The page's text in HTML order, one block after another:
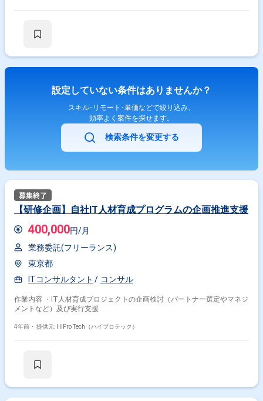
設定していない条件はありませんか？
スキル･リモート･単価などで絞り込み、
効率よく案件を探せます。
検索条件を変更する
【研修企画】自社IT人材育成プログラムの企画推進支援
400,000円/月
業務委託(フリーランス)
東京都
ITコンサルタント
コンサル
作業内容 ・IT人材育成プロジェクトの企画検討（パートナー選定やマネジ
メントなど）及び実行支援
4年前・ 提供元: HiPro Tech（ハイプロテック）